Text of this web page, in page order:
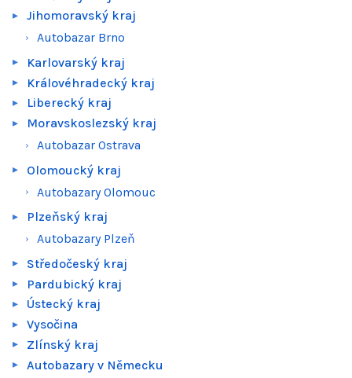
Jihomoravský kraj
Autobazar Brno
Karlovarský kraj
Královéhradecký kraj
Liberecký kraj
Moravskoslezský kraj
Autobazar Ostrava
Olomoucký kraj
Autobazary Olomouc
Plzeňský kraj
Autobazary Plzeň
Středočeský kraj
Pardubický kraj
Ústecký kraj
Vysočina
Zlínský kraj
Autobazary v Německu